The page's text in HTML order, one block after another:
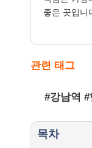
좋은 곳입니
관련 태그
#강남역
목차